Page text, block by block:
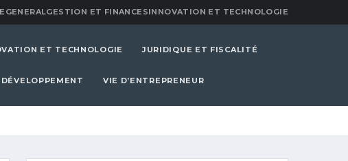
GENERALGESTION ET FINANCESINNOVATION ET TECHNOLOGIE
ET TECHNOLOGIE JURIDIQUE ET FISCALITÉ
VIE D’ENTREPRENEUR